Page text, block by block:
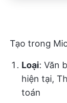
Tạo trong
Loại: Văn
hiện tại,
toán